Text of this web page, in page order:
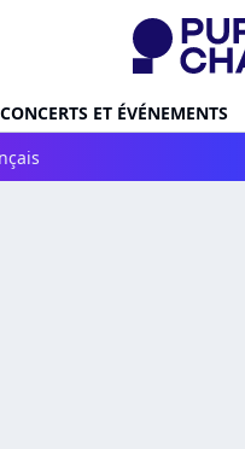
CONCERTS ET ÉVÉNEMENTS